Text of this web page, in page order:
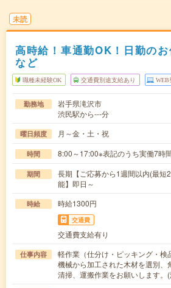
未読
高時給！車通勤OK！日勤の
など
職種未経験OK 交通費別途支給あり WEB
勤務地
岩手県滝沢市
渋民駅から---分
曜日頻度 月～金・土・祝
時間 8:00～17:00※表記のうち実働7時
期間
長期【ご応募から1週間以内(最短
能】即日～
時給 時給1300円
交通費
交通費支給有り
仕事内容
軽作業（仕分け・ピッキング・検
機械から加工された木材を選別、
清掃、運搬作業をお願いします